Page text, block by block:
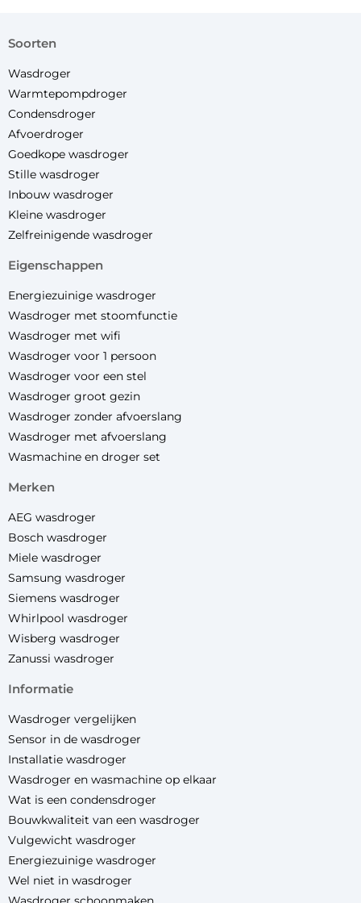
soorten
Wasdroger
Warmtepompdroger
Condensdroger
Afvoerdroger
Goedkope wasdroger
Stille wasdroger
Inbouw wasdroger
Kleine wasdroger
Zelfreinigende wasdroger
eigenschappen
Energiezuinige wasdroger
Wasdroger met stoomfunctie
Wasdroger met wifi
Wasdroger voor 1 persoon
Wasdroger voor een stel
Wasdroger groot gezin
Wasdroger zonder afvoerslang
Wasdroger met afvoerslang
Wasmachine en droger set
merken
AEG wasdroger
Bosch wasdroger
Miele wasdroger
Samsung wasdroger
Siemens wasdroger
Whirlpool wasdroger
Wisberg wasdroger
Zanussi wasdroger
informatie
Wasdroger vergelijken
Sensor in de wasdroger
Installatie wasdroger
Wasdroger en wasmachine op elkaar
Wat is een condensdroger
Bouwkwaliteit van een wasdroger
Vulgewicht wasdroger
Energiezuinige wasdroger
Wel niet in wasdroger